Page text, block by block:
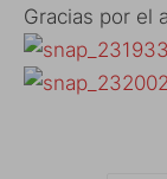
Gracias por el